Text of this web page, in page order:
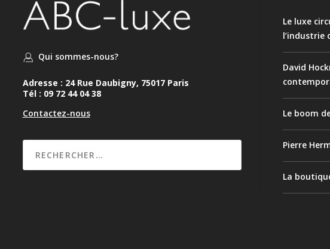
Qui sommes-nous?
Adresse : 24 Rue Daubigny, 75017 Paris
Tél : 09 72 44 04 38
Contactez-nous
Le luxe
l’industrie
David
Le boom
Pierre
La